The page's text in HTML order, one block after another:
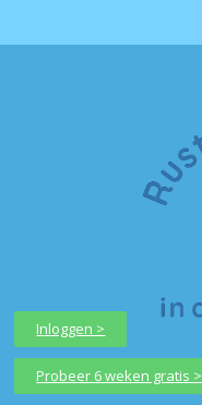
Inloggen >
Probeer 6 weken gratis >